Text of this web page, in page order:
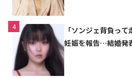
4
「ソンジェ背負って
妊娠を報告…結婚発